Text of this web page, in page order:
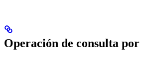
Operación de consulta por